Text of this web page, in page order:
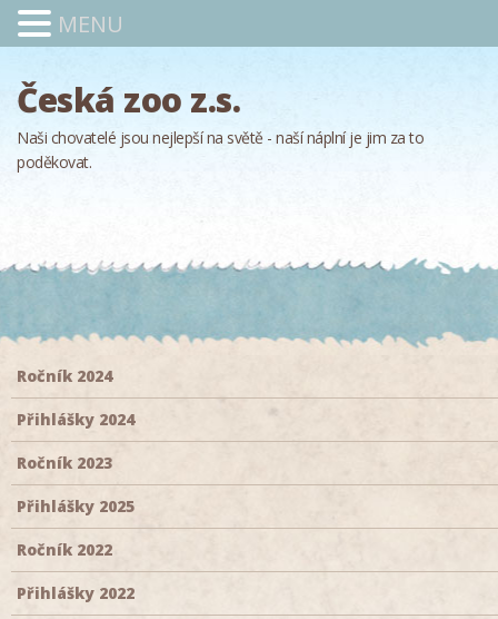
Česká zoo z.s.
Naši chovatelé jsou nejlepší na světě - naší náplní je jim za to
poděkovat.
Ročník 2024
Přihlášky 2024
Ročník 2023
Přihlášky 2025
Ročník 2022
Přihlášky 2022
MENU